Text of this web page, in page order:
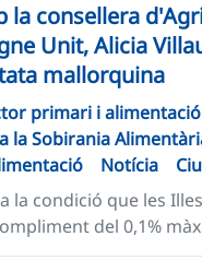
la consellera
Unit, Alicia
mallorquina
primari i alimentació
la Sobirania
Notícia
la condició que les
del 0,1%